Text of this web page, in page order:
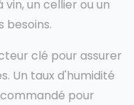
un cellier ou un
besoins.
clé pour assurer
Un taux d'humidité
pour